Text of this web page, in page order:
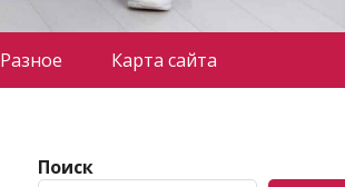
Разное Карта сайта
Поиск